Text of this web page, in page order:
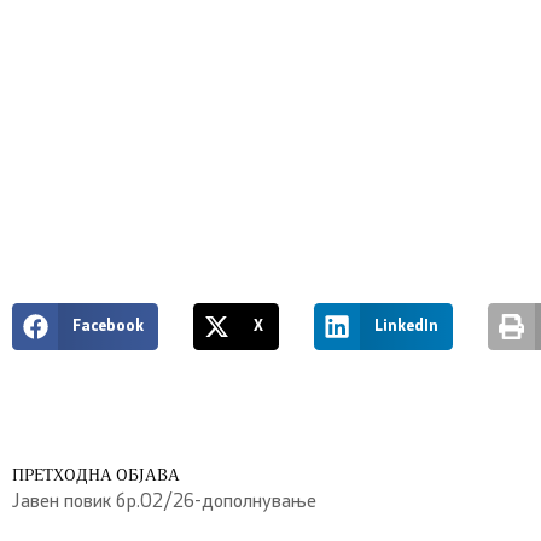
Facebook X LinkedIn
ПРЕТХОДНА ОБЈАВА
Јавен повик бр.02/26-дополнување